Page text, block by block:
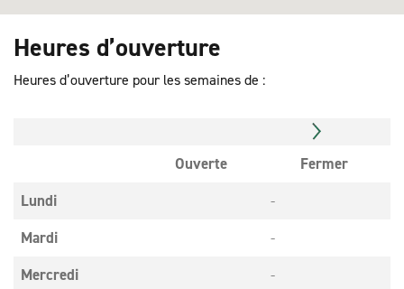
Heures d’ouverture
Heures d’ouverture pour les semaines de :
Ouverte
Fermer
Lundi
-
Mardi
-
Mercredi
-